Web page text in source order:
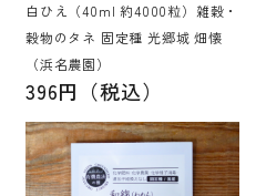
白ひえ（40ml 約4000粒）雑穀・
穀物のタネ 固定種 光郷城 畑懐
（浜名農園）
396円（税込）